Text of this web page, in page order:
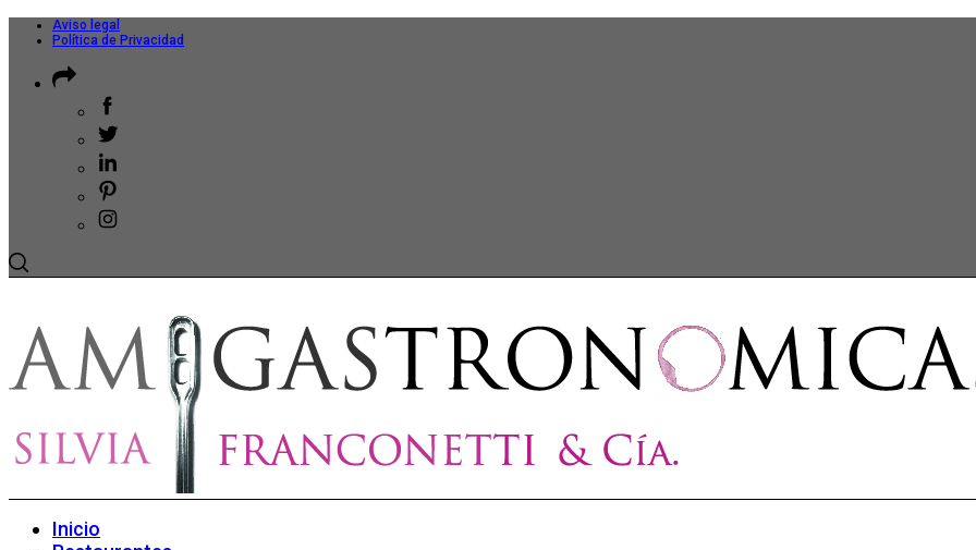
Aviso legal
Política de Privacidad
Inicio